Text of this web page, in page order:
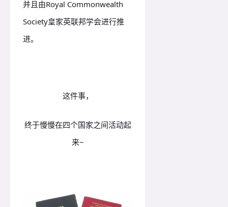
并且由Royal Commonwealth
Society皇家英联邦学会进行推
进。
这件事，
终于慢慢在四个国家之间活动起
来~